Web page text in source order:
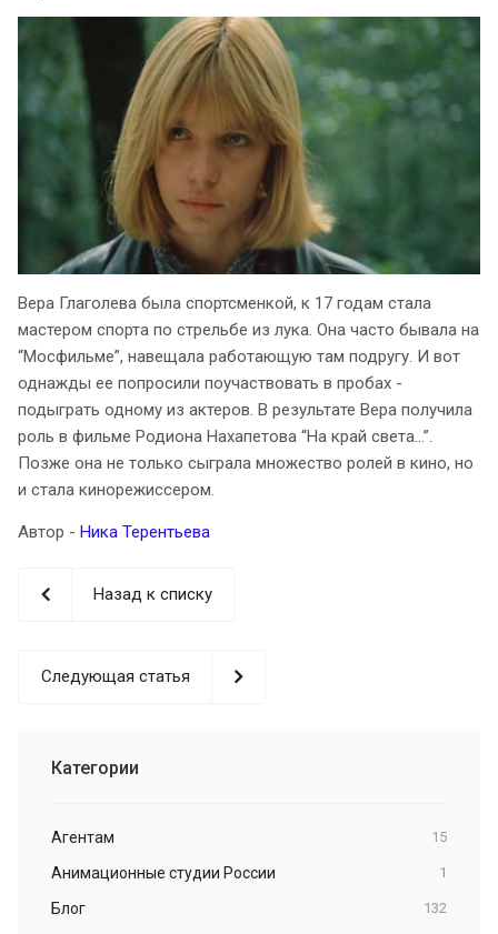
Вера Глаголева была спортсменкой, к 17 годам стала
мастером спорта по стрельбе из лука. Она часто бывала на
“Мосфильме”, навещала работающую там подругу. И вот
однажды ее попросили поучаствовать в пробах -
подыграть одному из актеров. В результате Вера получила
роль в фильме Родиона Нахапетова “На край света…”.
Позже она не только сыграла множество ролей в кино, но
и стала кинорежиссером.
Автор - Ника Терентьева
Назад к списку
Следующая статья
Категории
Агентам 15
Анимационные студии России 1
Блог 132